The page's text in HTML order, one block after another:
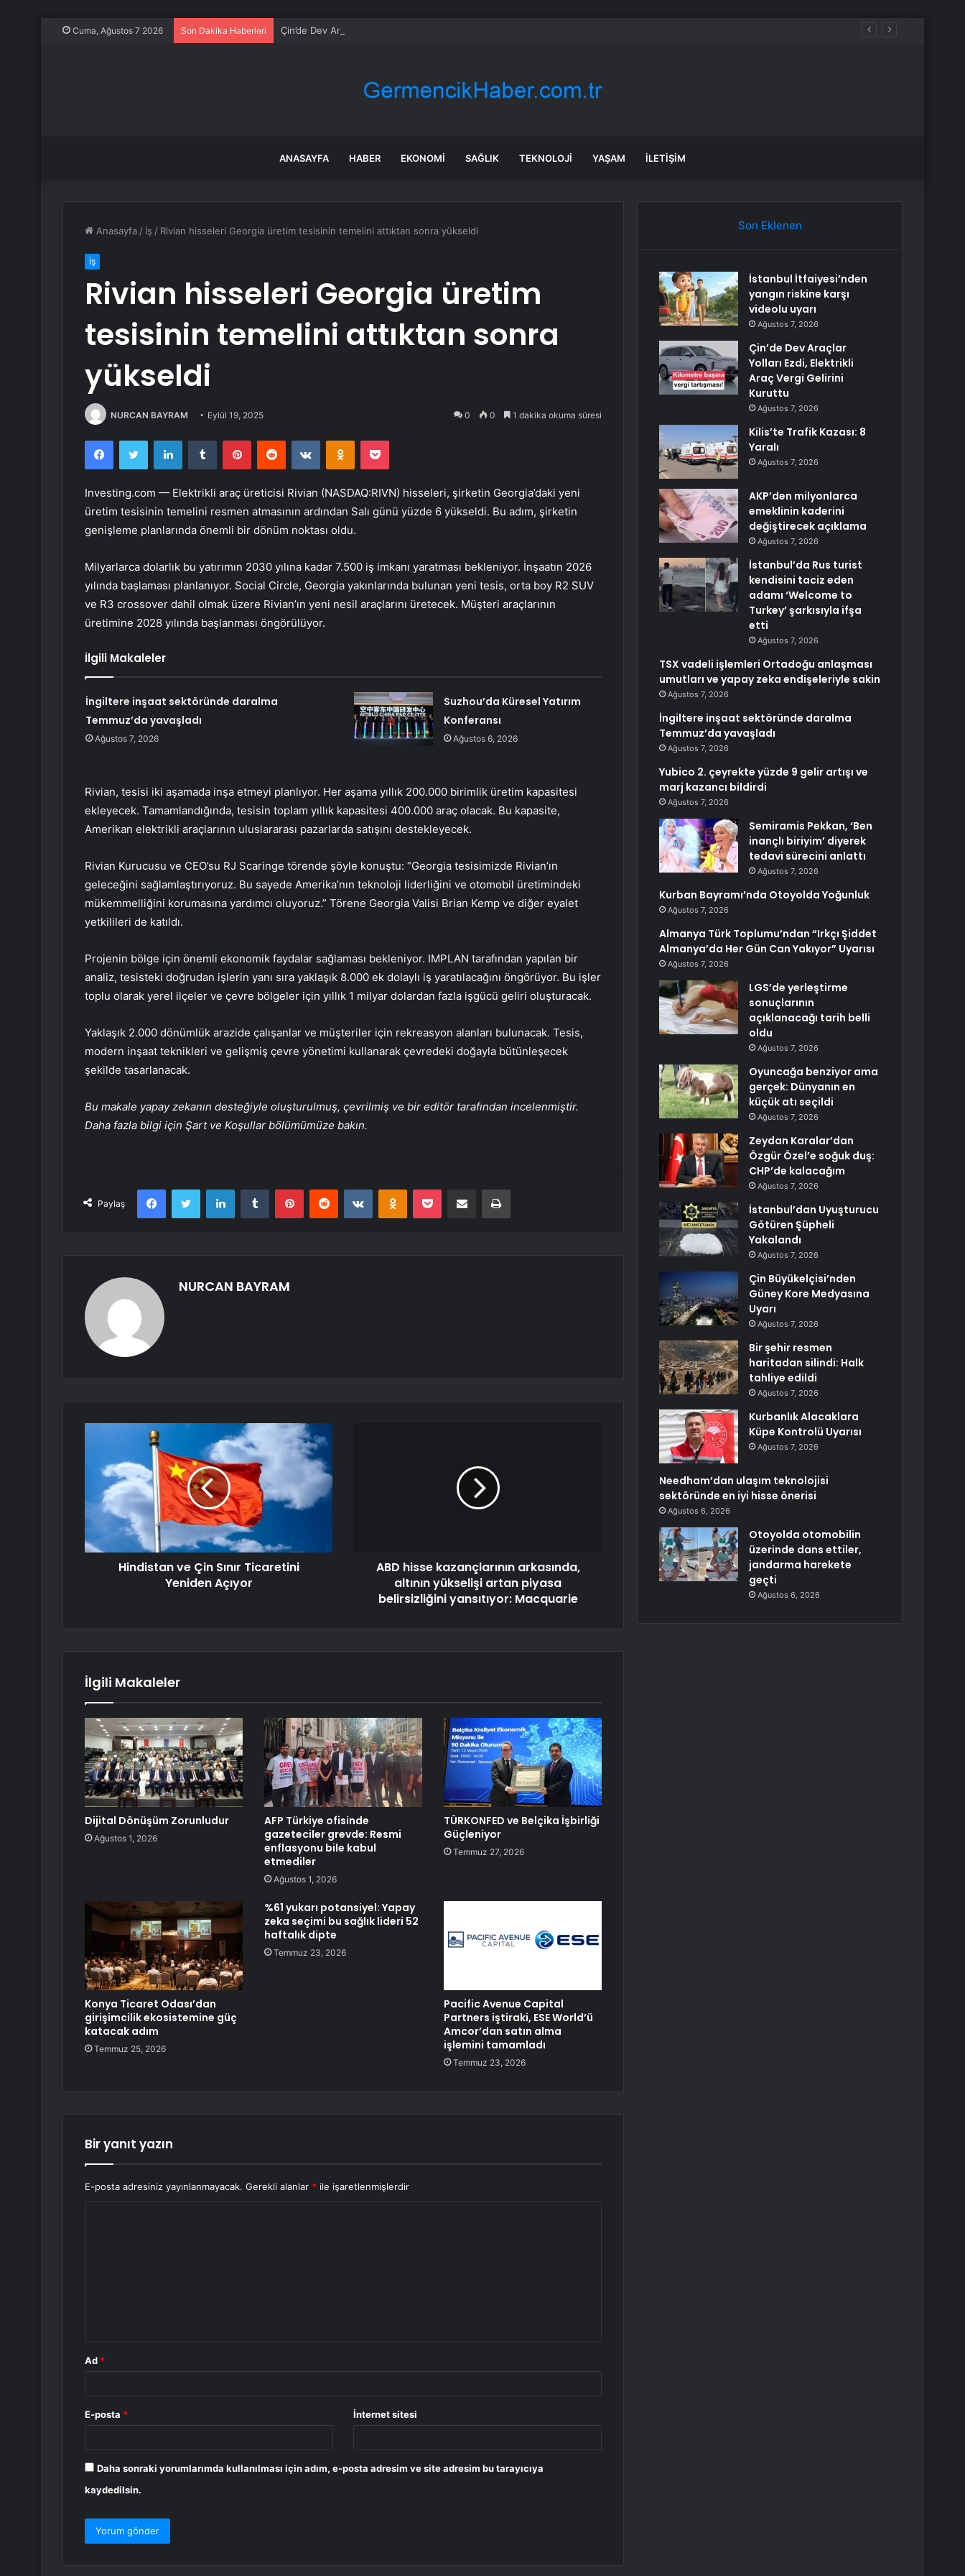
Cuma, Ağustos 7 2026 Son Dakika Haberleri Çin’de Dev Araçlar Yolları Ezdi, Elektrikli Araç Vergi Gelirini Kuruttu
ANASAYFA HABER EKONOMI SAĞLIK TEKNOLOJI YAŞAM İLETIŞIM
Anasayfa / İş / Rivian hisseleri Georgia üretim tesisinin temelini attıktan sonra yükseldi
İş
Rivian hisseleri Georgia üretim
tesisinin temelini attıktan sonra
yükseldi
NURCAN BAYRAM Eylül 19, 2025 0 0 1 dakika okuma süresi
FacebookTwitter LinkedInTumblr PinterestReddit VKontakteOdnoklassniki
Pocket
Investing.com — Elektrikli araç üreticisi Rivian (NASDAQ:RIVN) hisseleri, şirketin Georgia’daki yeni
üretim tesisinin temelini resmen atmasının ardından Salı günü yüzde 6 yükseldi. Bu adım, şirketin
genişleme planlarında önemli bir dönüm noktası oldu.
Milyarlarca dolarlık bu yatırımın 2030 yılına kadar 7.500 iş imkanı yaratması bekleniyor. İnşaatın 2026
yılında başlaması planlanıyor. Social Circle, Georgia yakınlarında bulunan yeni tesis, orta boy R2 SUV
ve R3 crossover dahil olmak üzere Rivian’ın yeni nesil araçlarını üretecek. Müşteri araçlarının
üretimine 2028 yılında başlanması öngörülüyor.
İlgili Makaleler
İngiltere inşaat sektöründe daralma
Temmuz’da yavaşladı
Ağustos 7, 2026
Suzhou’da Küresel Yatırım
Konferansı
Ağustos 6, 2026
Rivian, tesisi iki aşamada inşa etmeyi planlıyor. Her aşama yıllık 200.000 birimlik üretim kapasitesi
ekleyecek. Tamamlandığında, tesisin toplam yıllık kapasitesi 400.000 araç olacak. Bu kapasite,
Amerikan elektrikli araçlarının uluslararası pazarlarda satışını destekleyecek.
Rivian Kurucusu ve CEO’su RJ Scaringe törende şöyle konuştu: “Georgia tesisimizde Rivian’ın
geleceğini sağlamlaştırıyoruz. Bu sayede Amerika’nın teknoloji liderliğini ve otomobil üretimindeki
mükemmelliğini korumasına yardımcı oluyoruz.” Törene Georgia Valisi Brian Kemp ve diğer eyalet
yetkilileri de katıldı.
Projenin bölge için önemli ekonomik faydalar sağlaması bekleniyor. IMPLAN tarafından yapılan bir
analiz, tesisteki doğrudan işlerin yanı sıra yaklaşık 8.000 ek dolaylı iş yaratılacağını öngörüyor. Bu işler
toplu olarak yerel ilçeler ve çevre bölgeler için yıllık 1 milyar dolardan fazla işgücü geliri oluşturacak.
Yaklaşık 2.000 dönümlük arazide çalışanlar ve müşteriler için rekreasyon alanları bulunacak. Tesis,
modern inşaat teknikleri ve gelişmiş çevre yönetimi kullanarak çevredeki doğayla bütünleşecek
şekilde tasarlanacak.
Bu makale yapay zekanın desteğiyle oluşturulmuş, çevrilmiş ve bir editör tarafından incelenmiştir.
Daha fazla bilgi için Şart ve Koşullar bölümümüze bakın.
Paylaş
FacebookTwitter LinkedInTumblr PinterestReddit VKontakteOdnoklassniki
Pocket E-Posta ile paylaş Yazdır
NURCAN BAYRAM
Hindistan ve Çin Sınır Ticaretini
Yeniden Açıyor
ABD hisse kazançlarının arkasında,
altının yükselişi artan piyasa
belirsizliğini yansıtıyor: Macquarie
İlgili Makaleler
Dijital Dönüşüm Zorunludur
Ağustos 1, 2026
AFP Türkiye ofisinde
gazeteciler grevde: Resmi
enflasyonu bile kabul
etmediler
Ağustos 1, 2026
TÜRKONFED ve Belçika İşbirliği
Güçleniyor
Temmuz 27, 2026
Konya Ticaret Odası’dan
girişimcilik ekosistemine güç
katacak adım
Temmuz 25, 2026
%61 yukarı potansiyel: Yapay
zeka seçimi bu sağlık lideri 52
haftalık dipte
Temmuz 23, 2026
Pacific Avenue Capital
Partners iştiraki, ESE World’ü
Amcor’dan satın alma
işlemini tamamladı
Temmuz 23, 2026
Bir yanıt yazın
E-posta adresiniz yayınlanmayacak. Gerekli alanlar * ile işaretlenmişlerdir
Ad *
E-posta * İnternet sitesi
Daha sonraki yorumlarımda kullanılması için adım, e-posta adresim ve site adresim bu tarayıcıya
kaydedilsin.
Son Eklenen
İstanbul İtfaiyesi’nden
yangın riskine karşı
videolu uyarı
Ağustos 7, 2026
Çin’de Dev Araçlar
Yolları Ezdi, Elektrikli
Araç Vergi Gelirini
Kuruttu
Ağustos 7, 2026
Kilis’te Trafik Kazası: 8
Yaralı
Ağustos 7, 2026
AKP’den milyonlarca
emeklinin kaderini
değiştirecek açıklama
Ağustos 7, 2026
İstanbul’da Rus turist
kendisini taciz eden
adamı ‘Welcome to
Turkey’ şarkısıyla ifşa
etti
Ağustos 7, 2026
TSX vadeli işlemleri Ortadoğu anlaşması
umutları ve yapay zeka endişeleriyle sakin
Ağustos 7, 2026
İngiltere inşaat sektöründe daralma
Temmuz’da yavaşladı
Ağustos 7, 2026
Yubico 2. çeyrekte yüzde 9 gelir artışı ve
marj kazancı bildirdi
Ağustos 7, 2026
Semiramis Pekkan, ‘Ben
inançlı biriyim’ diyerek
tedavi sürecini anlattı
Ağustos 7, 2026
Kurban Bayramı’nda Otoyolda Yoğunluk
Ağustos 7, 2026
Almanya Türk Toplumu’ndan “Irkçı Şiddet
Almanya’da Her Gün Can Yakıyor” Uyarısı
Ağustos 7, 2026
LGS’de yerleştirme
sonuçlarının
açıklanacağı tarih belli
oldu
Ağustos 7, 2026
Oyuncağa benziyor ama
gerçek: Dünyanın en
küçük atı seçildi
Ağustos 7, 2026
Zeydan Karalar’dan
Özgür Özel’e soğuk duş:
CHP’de kalacağım
Ağustos 7, 2026
İstanbul’dan Uyuşturucu
Götüren Şüpheli
Yakalandı
Ağustos 7, 2026
Çin Büyükelçisi’nden
Güney Kore Medyasına
Uyarı
Ağustos 7, 2026
Bir şehir resmen
haritadan silindi: Halk
tahliye edildi
Ağustos 7, 2026
Kurbanlık Alacaklara
Küpe Kontrolü Uyarısı
Ağustos 7, 2026
Needham’dan ulaşım teknolojisi
sektöründe en iyi hisse önerisi
Ağustos 6, 2026
Otoyolda otomobilin
üzerinde dans ettiler,
jandarma harekete
geçti
Ağustos 6, 2026